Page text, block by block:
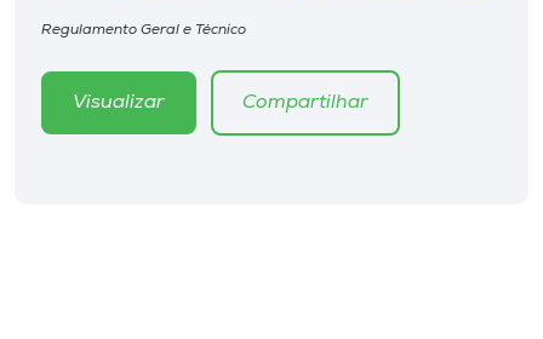
Rádio
Regulamento Geral e Técnico
Visualizar Compartilhar